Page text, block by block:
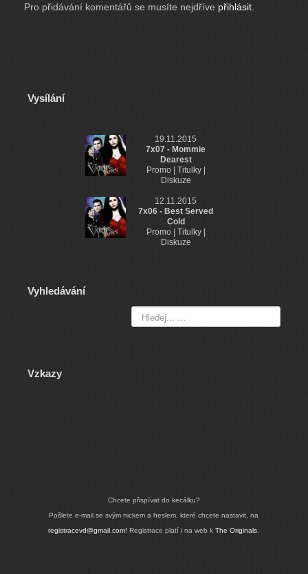
Pro přidávání komentářů se musíte nejdříve přihlásit
Vysílání
19.11.2015
7x07 - Mommie
Dearest
Promo | Titulky |
Diskuze
12.11.2015
7x06 - Best Served
Cold
Promo | Titulky |
Diskuze
Vyhledávání
Vzkazy
Chcete přispívat do kecálku?
Pošlete e-mail se svým nickem a heslem, které chcete nastavit, na
registracevd@gmail.com! Registrace platí i na web kThe Originals